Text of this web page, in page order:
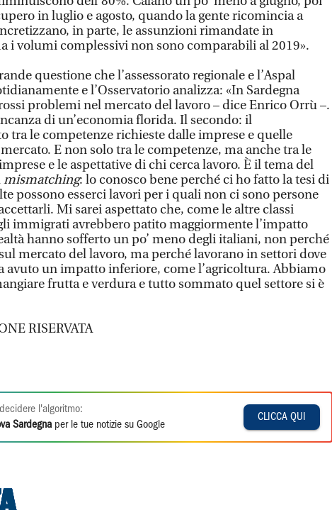
in luglio e agosto, quando la gente ricomincia a
in parte, le assunzioni rimandate in
i volumi complessivi non sono comparabili al 2019».
questione che l’assessorato regionale e l’Aspal
e l’Osservatorio analizza: «In Sardegna
problemi nel mercato del lavoro – dice Enrico Orrù –.
di un’economia florida. Il secondo: il
tra le competenze richieste dalle imprese e quelle
E non solo tra le competenze, ma anche tra le
e le aspettative di chi cerca lavoro. È il tema del
mismatching: lo conosco bene perché ci ho fatto la tesi di
possono esserci lavori per i quali non ci sono persone
Mi sarei aspettato che, come le altre classi
immigrati avrebbero patito maggiormente l’impatto
hanno sofferto un po’ meno degli italiani, non perché
mercato del lavoro, ma perché lavorano in settori dove
avuto un impatto inferiore, come l’agricoltura. Abbiamo
frutta e verdura e tutto sommato quel settore si è
RISERVATA
l'algoritmo:
Sardegna per le tue notizie su Google
CLICCA QUI